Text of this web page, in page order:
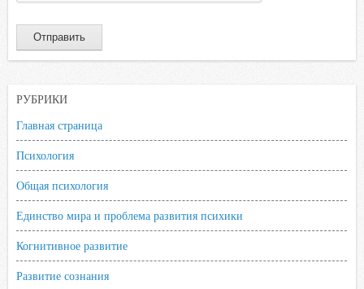
РУБРИКИ
Главная страница
Психология
Общая психология
Единство мира и проблема развития психики
Когнитивное развитие
Развитие сознания